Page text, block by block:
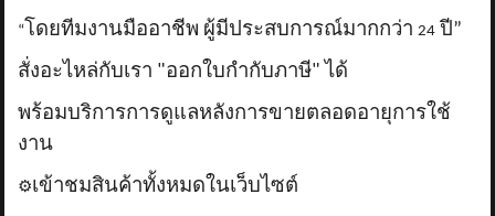
“ โดยทีมงานมืออาชีพ ผู้มีประสบการณ์มากกว่า24 ปี”
สั่งอะไหล่กับเรา "ออกใบกำกับภาษี" ได้
พร้อมบริการการดูแลหลังการขายตลอดอายุการใช้
งาน
⚙️เข้าชมสินค้าทั้งหมดในเว็บไซต์